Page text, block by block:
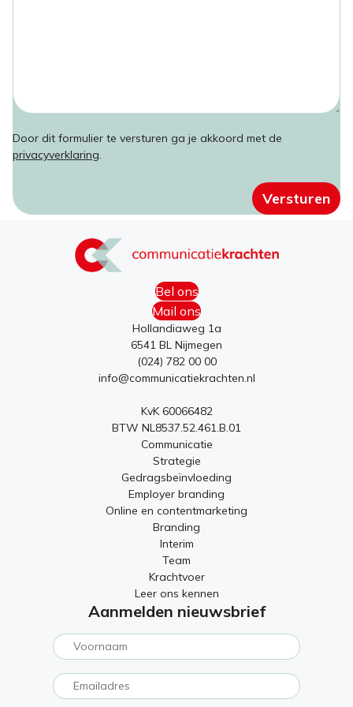
s
Door dit formulier te versturen ga je akkoord met de
privacyverklaring
Versturen
Bel ons
Mail ons
Hollandiaweg 1a
6541 BL Nijmegen
(024) 782 00 00
info@communicatiekrachten.nl
KvK 60066482
BTW NL8537.52.461.B.01
Communicatie
Strategie
Gedragsbeïnvloeding
Employer branding
Online en contentmarketing
Branding
Interim
Team
Krachtvoer
Leer ons kennen
Aanmelden nieuwsbrief